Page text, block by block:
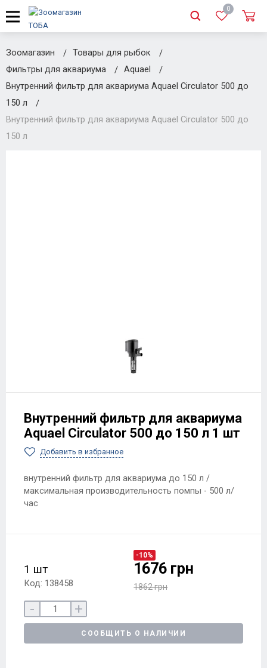
0
Зоомагазин
Товары для рыбок
Фильтры для аквариума
Aquael
Внутренний фильтр для аквариума Aquael Circulator 500 до
150 л
Внутренний фильтр для аквариума Aquael Circulator 500 до
150 л
Внутренний фильтр для аквариума
Aquael Circulator 500 до 150 л 1 шт
Добавить в избранное
внутренний фильтр для аквариума до 150 л /
максимальная производительность помпы - 500 л/
час
1 шт
Код: 138458
-10%
1676 грн
1862 грн
- +
СООБЩИТЬ О НАЛИЧИИ